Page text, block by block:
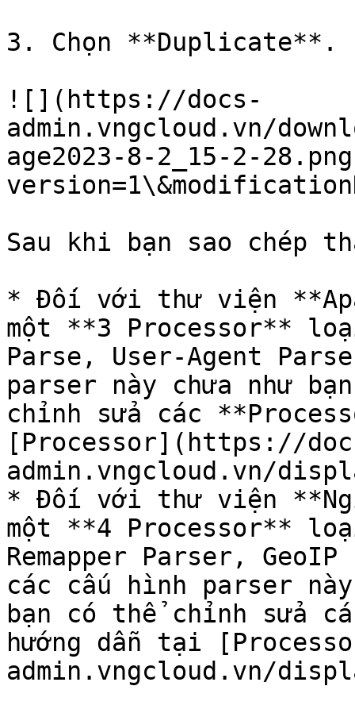
3. Chọn **Duplicate**.
![](https://docs-
admin.vngcloud.vn/
age2023-8-2_15-2-
Sau khi bạn sao chép
* Đối với thư viện
một **3 Processor**
Parse, User-Agent
parser này chưa như
chỉnh sửa các
[Processor](https://
admin.vngcloud.vn/
* Đối với thư viện
một **4 Processor**
Remapper Parser,
các cấu hình parser này
bạn có thể chỉnh sửa
hướng dẫn tại
admin.vngcloud.vn/